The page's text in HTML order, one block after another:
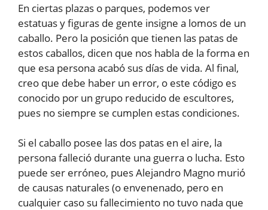
En ciertas plazas o parques, podemos ver
estatuas y figuras de gente insigne a lomos de un
caballo. Pero la posición que tienen las patas de
estos caballos, dicen que nos habla de la forma en
que esa persona acabó sus días de vida. Al final,
creo que debe haber un error, o este código es
conocido por un grupo reducido de escultores,
pues no siempre se cumplen estas condiciones.
Si el caballo posee las dos patas en el aire, la
persona falleció durante una guerra o lucha. Esto
puede ser erróneo, pues Alejandro Magno murió
de causas naturales (o envenenado, pero en
cualquier caso su fallecimiento no tuvo nada que